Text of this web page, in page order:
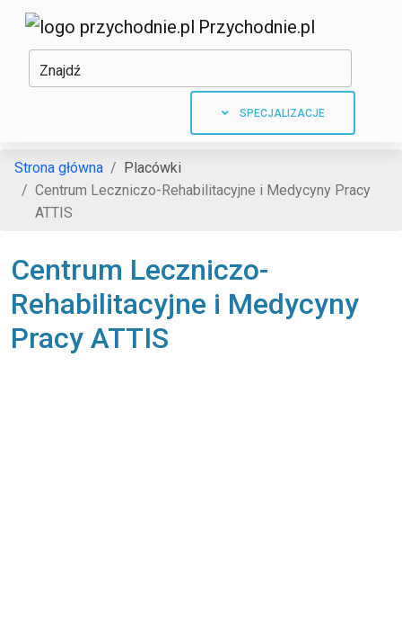
Przychodnie.pl
Znajdź
SPECJALIZACJE
Strona główna
Placówki
Centrum Leczniczo-Rehabilitacyjne i Medycyny Pracy
ATTIS
Centrum Leczniczo-
Rehabilitacyjne i Medycyny
Pracy ATTIS